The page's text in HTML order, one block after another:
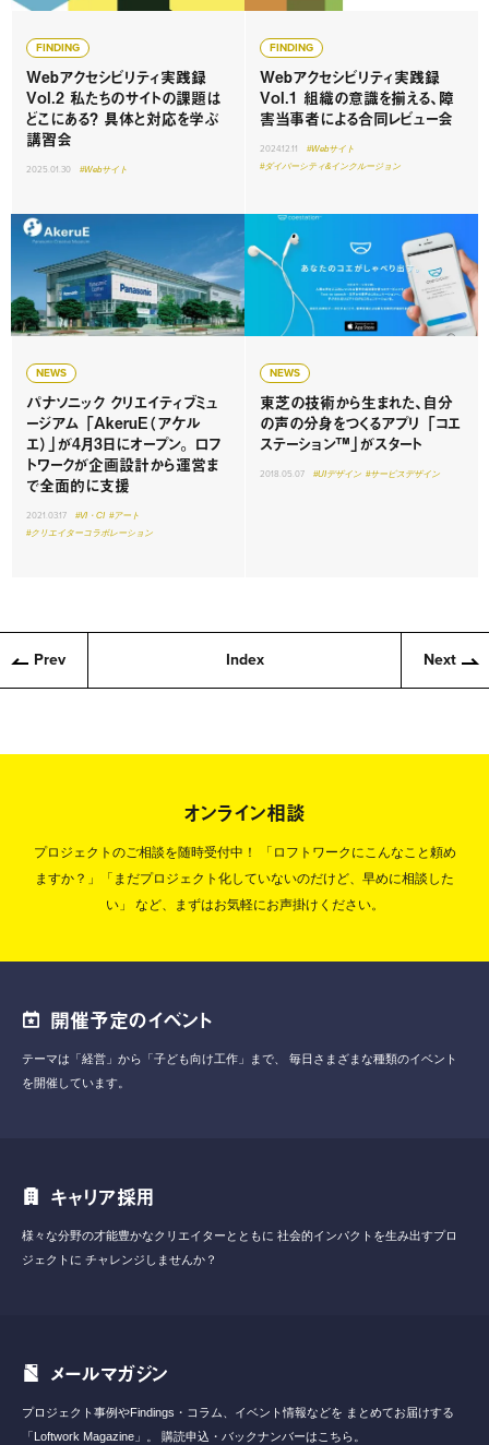
FINDING
Webアクセシビリティ実践録
Vol.2 私たちのサイトの課題は
どこにある？ 具体と対応を学ぶ
講習会
2025.01.30 #Webサイト
FINDING
Webアクセシビリティ実践録
Vol.1 組織の意識を揃える、障
害当事者による合同レビュー会
2024.12.11
#Webサイト
#ダイバーシティ&インクルージョン
NEWS
パナソニック クリエイティブミュ
ージアム 「AkeruE（アケル
エ）」が4月3日にオープン。 ロフ
トワークが企画設計から運営ま
で全面的に支援
2021.03.17 #VI・CI #アート
#クリエイターコラボレーション
NEWS
東芝の技術から生まれた、自分
の声の分身をつくるアプリ 「コエ
ステーション™」がスタート
2018.05.07 #UIデザイン #サービスデザイン
Prev Index Next
オンライン相談
プロジェクトのご相談を随時受付中！
「ロフトワークにこんなこと頼め
ますか？」「まだプロジェクト化していないのだけど、早めに相談した
い」
など、まずはお気軽にお声掛けください。
開催予定のイベント
テーマは「経営」から「子ども向け工作」まで、
毎日さまざまな種類のイベント
を開催しています。
キャリア採用
様々な分野の才能豊かなクリエイターとともに 社会的インパクトを生み出すプロ
ジェクトに チャレンジしませんか？
メールマガジン
プロジェクト事例やFindings・コラム、イベント情報などを まとめてお届けする
「Loftwork Magazine」。
購読申込・バックナンバーはこちら。